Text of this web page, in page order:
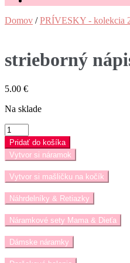
Domov /PRÍVESKY - kolekcia
strieborný
5.00 €
Na sklade
množstvo
strieborný
nápis
family
Pridať do košíka
Vytvor si náramok
Vytvor si mašličku na kočík
Náhrdelníky & Retiazky
Náramkové sety Mama & Dieťa
Dámske náramky